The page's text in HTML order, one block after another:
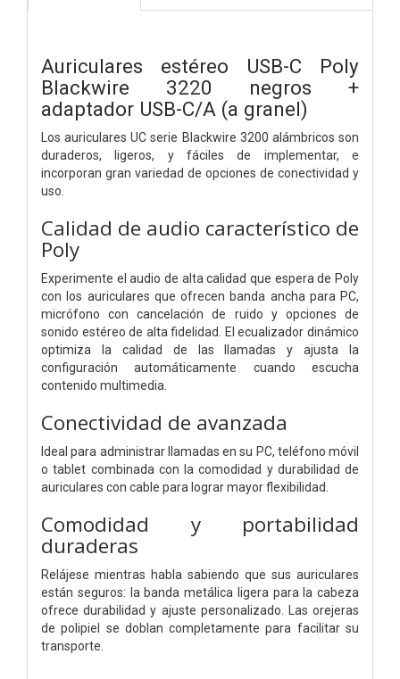
Auriculares estéreo USB-C Poly
Blackwire 3220 negros +
adaptador USB-C/A (a granel)
Los auriculares UC serie Blackwire 3200 alámbricos son
duraderos, ligeros, y fáciles de implementar, e
incorporan gran variedad de opciones de conectividad y
uso.
Calidad de audio característico de
Poly
Experimente el audio de alta calidad que espera de Poly
con los auriculares que ofrecen banda ancha para PC,
micrófono con cancelación de ruido y opciones de
sonido estéreo de alta fidelidad. El ecualizador dinámico
optimiza la calidad de las llamadas y ajusta la
configuración automáticamente cuando escucha
contenido multimedia.
Conectividad de avanzada
Ideal para administrar llamadas en su PC, teléfono móvil
o tablet combinada con la comodidad y durabilidad de
auriculares con cable para lograr mayor flexibilidad.
Comodidad y portabilidad
duraderas
Relájese mientras habla sabiendo que sus auriculares
están seguros: la banda metálica ligera para la cabeza
ofrece durabilidad y ajuste personalizado. Las orejeras
de polipiel se doblan completamente para facilitar su
transporte.